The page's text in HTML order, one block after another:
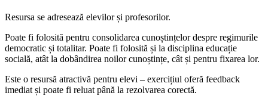
Resursa se adresează elevilor și profesorilor.
Poate fi folosită pentru consolidarea cunoștințelor despre regimurile
democratic și totalitar. Poate fi folosită și la disciplina educație
socială, atât la dobândirea noilor cunoștințe, cât și pentru fixarea lor.
Este o resursă atractivă pentru elevi – exercițiul oferă feedback
imediat și poate fi reluat până la rezolvarea corectă.